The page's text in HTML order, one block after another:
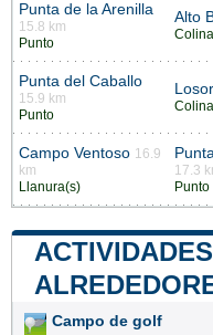
Punta de la Arenilla
15.8 km
Punto
Alto
Colina
Punta del Caballo
15.9 km
Punto
Colina
Campo Ventoso 16.9
km
Llanura(s)
17.3
Punto
Campo de golf